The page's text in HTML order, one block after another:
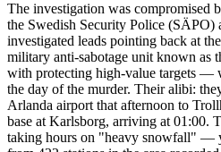
The investigation was compromised
the Swedish Security Police (SÄPO)
investigated leads pointing back at
military anti-sabotage unit known as
with protecting high-value targets —
the day of the murder. Their alibi:
Arlanda airport that afternoon to
base at Karlsborg, arriving at 01:00.
taking hours on "heavy snowfall" —